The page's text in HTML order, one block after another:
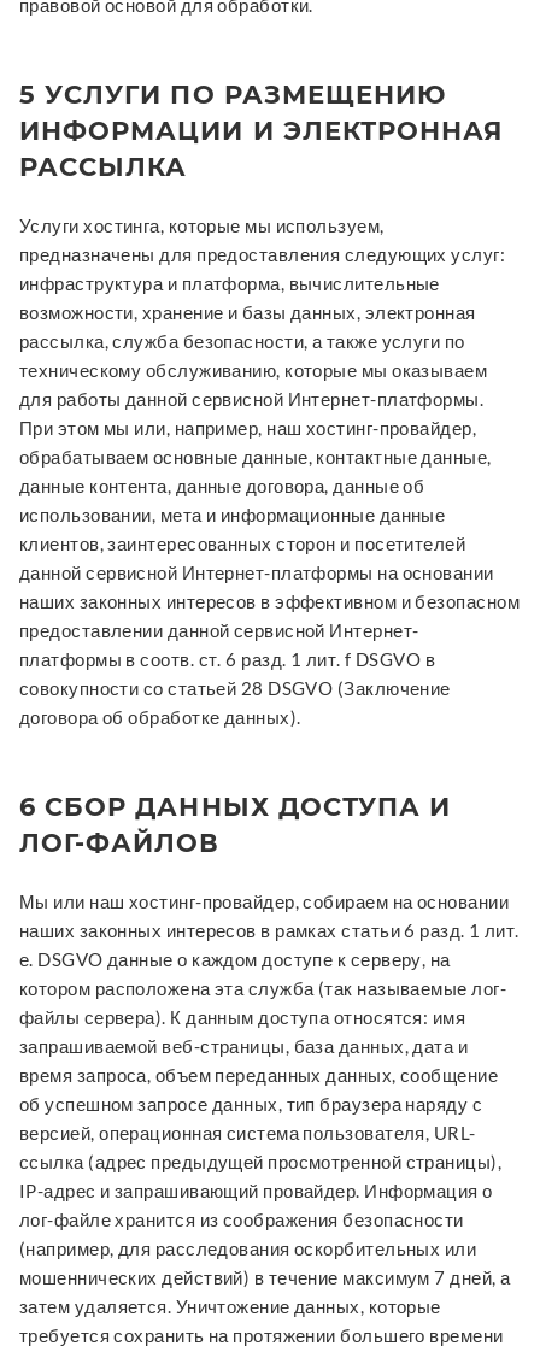
правовой основой для обработки.
5 УСЛУГИ ПО РАЗМЕЩЕНИЮ
ИНФОРМАЦИИ И ЭЛЕКТРОННАЯ
РАССЫЛКА
Услуги хостинга, которые мы используем,
предназначены для предоставления следующих услуг:
инфраструктура и платформа, вычислительные
возможности, хранение и базы данных, электронная
рассылка, служба безопасности, а также услуги по
техническому обслуживанию, которые мы оказываем
для работы данной сервисной Интернет-платформы.
При этом мы или, например, наш хостинг-провайдер,
обрабатываем основные данные, контактные данные,
данные контента, данные договора, данные об
использовании, мета и информационные данные
клиентов, заинтересованных сторон и посетителей
данной сервисной Интернет-платформы на основании
наших законных интересов в эффективном и безопасном
предоставлении данной сервисной Интернет-
платформы в соотв. ст. 6 разд. 1 лит. f DSGVO в
совокупности со статьей 28 DSGVO (Заключение
договора об обработке данных).
6 СБОР ДАННЫХ ДОСТУПА И
ЛОГ-ФАЙЛОВ
Мы или наш хостинг-провайдер, собираем на основании
наших законных интересов в рамках статьи 6 разд. 1 лит.
е. DSGVO данные о каждом доступе к серверу, на
котором расположена эта служба (так называемые лог-
файлы сервера). К данным доступа относятся: имя
запрашиваемой веб-страницы, база данных, дата и
время запроса, объем переданных данных, сообщение
об успешном запросе данных, тип браузера наряду с
версией, операционная система пользователя, URL-
ссылка (адрес предыдущей просмотренной страницы),
IP-адрес и запрашивающий провайдер. Информация о
лог-файле хранится из соображения безопасности
(например, для расследования оскорбительных или
мошеннических действий) в течение максимум 7 дней, а
затем удаляется. Уничтожение данных, которые
требуется сохранить на протяжении большего времени